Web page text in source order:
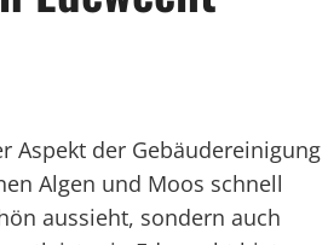
Aspekt der Gebäudereinigung
Algen und Moos schnell
aussieht, sondern auch